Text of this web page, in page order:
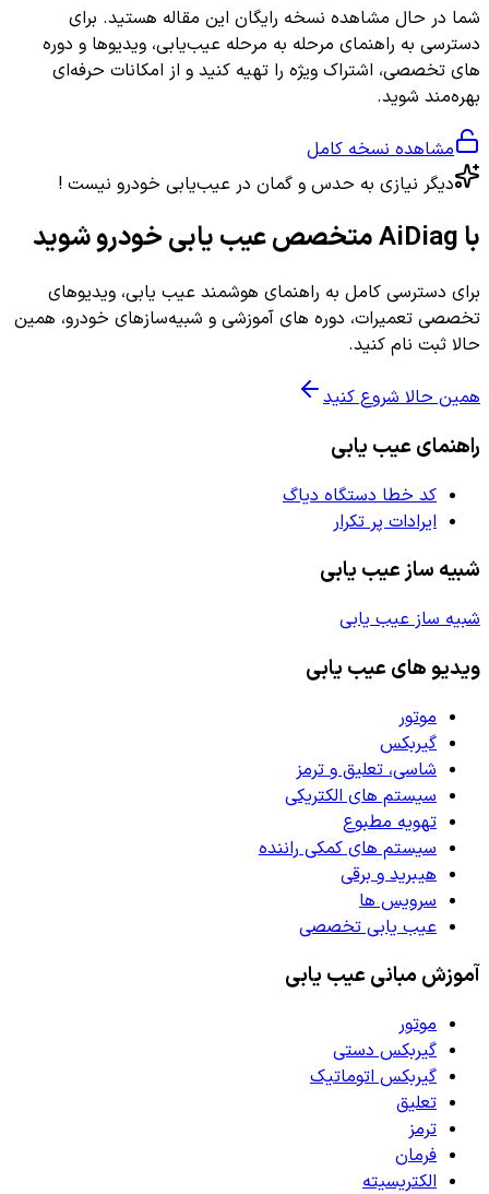
شما در حال مشاهده نسخه رایگان این مقاله هستید. برای
دسترسی به راهنمای مرحله به مرحله عیب‌یابی، ویدیوها و دوره
های تخصصی، اشتراک ویژه را تهیه کنید و از امکانات حرفه‌ای
بهره‌مند شوید.
مشاهده نسخه کامل
دیگر نیازی به حدس و گمان در عیب‌یابی خودرو نیست !
با AiDiag متخصص عیب یابی خودرو شوید
برای دسترسی کامل به راهنمای هوشمند عیب یابی، ویدیوهای
تخصصی تعمیرات، دوره های آموزشی و شبیه‌سازهای خودرو، همین
حالا ثبت نام کنید.
همین حالا شروع کنید
راهنمای عیب یابی
کد خطا دستگاه دیاگ
ایرادات پر تکرار
شبیه ساز عیب یابی
شبیه ساز عیب یابی
ویدیو های عیب یابی
موتور
گیربکس
شاسی، تعلیق و ترمز
سیستم های الکتریکی
تهویه مطبوع
سیستم های کمکی راننده
هیبرید و برقی
سرویس ها
عیب یابی تخصصی
آموزش مبانی عیب یابی
موتور
گیربکس دستی
گیربکس اتوماتیک
تعلیق
ترمز
فرمان
الکتریسیته